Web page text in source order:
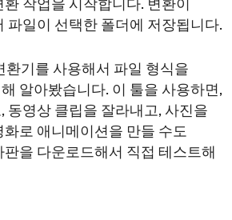
파일이 선택한 폴더에 저장됩니다.
기를 사용해서 파일 형식을
알아봤습니다. 이 툴을 사용하면,
동영상 클립을 잘라내고, 사진을
로 애니메이션을 만들 수도
을 다운로드해서 직접 테스트해